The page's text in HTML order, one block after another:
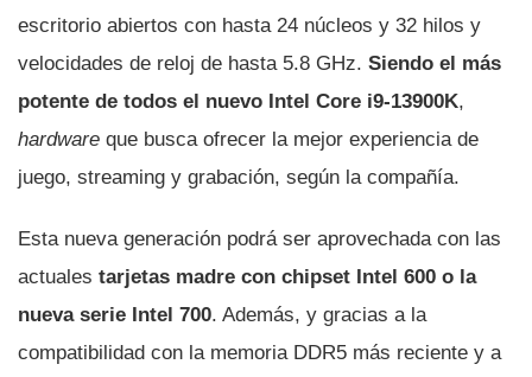
escritorio abiertos con hasta 24 núcleos y 32 hilos y
velocidades de reloj de hasta 5.8 GHz. Siendo el más
potente de todos el nuevo Intel Core i9-13900K,
hardware que busca ofrecer la mejor experiencia de
juego, streaming y grabación, según la compañía.
Esta nueva generación podrá ser aprovechada con las
actuales tarjetas madre con chipset Intel 600 o la
nueva serie Intel 700. Además, y gracias a la
compatibilidad con la memoria DDR5 más reciente y a